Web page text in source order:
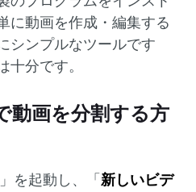
に動画を作成・編集する
シンプルなツールです
十分です。
動画を分割する方
を起動し、「 新しいビデ